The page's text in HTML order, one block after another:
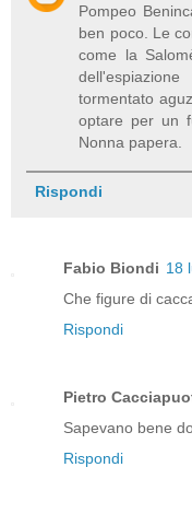
Pompeo
ben poco. Le
come la
tormentato
optare per un
Nonna papera.
Rispondi
Fabio Biondi 18
Che figure di
Rispondi
Pietro
Sapevano bene
Rispondi